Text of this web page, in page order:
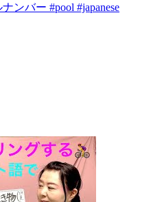
ンバー #pool #japanese